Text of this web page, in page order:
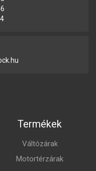
Termékek
Váltózárak
Motortérzárak